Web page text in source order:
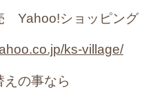
Yahoo!ショッピング
ks-village/
の事なら